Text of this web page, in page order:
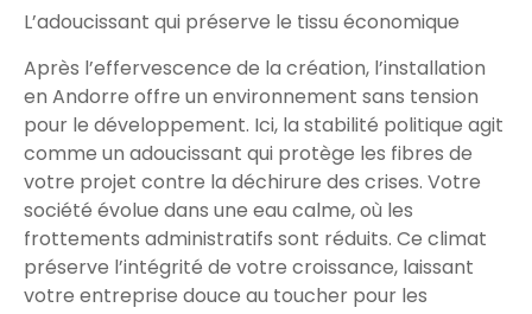
L’adoucissant qui préserve le tissu économique
Après l’effervescence de la création, l’installation
en Andorre offre un environnement sans tension
pour le développement. Ici, la stabilité politique agit
comme un adoucissant qui protège les fibres de
votre projet contre la déchirure des crises. Votre
société évolue dans une eau calme, où les
frottements administratifs sont réduits. Ce climat
préserve l’intégrité de votre croissance, laissant
votre entreprise douce au toucher pour les